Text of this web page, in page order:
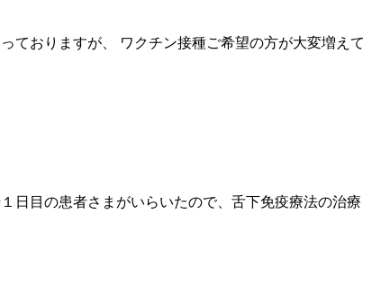
ておりますが、 ワクチン接種ご希望の方が大変増えて
日目の患者さまがいらいたので、舌下免疫療法の治療